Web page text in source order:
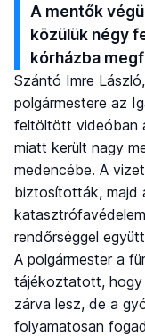
A mentők
közülük négy
kórházba
Szántó Imre
polgármestere az
feltöltött videóban
miatt került nagy
medencébe. A
biztosították, majd
rendőrséggel
A polgármester a
tájékoztatott, hogy
zárva lesz, de a
folyamatosan